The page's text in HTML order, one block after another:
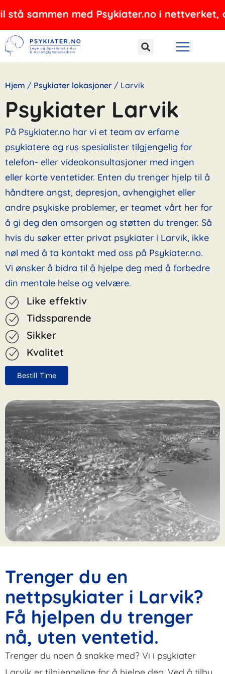
Hopp
til
innholdet
med Psykiater.no i nettverket, og
Hjem / Psykiater lokasjoner / Larvik
Psykiater Larvik
På Psykiater.no har vi et team av erfarne
psykiatere og rus spesialister tilgjengelig for
telefon- eller videokonsultasjoner med ingen
eller korte ventetider. Enten du trenger hjelp til å
håndtere angst, depresjon, avhengighet eller
andre psykiske problemer, er teamet vårt her for
å gi deg den omsorgen og støtten du trenger. Så
hvis du søker etter privat psykiater i Larvik, ikke
nøl med å ta kontakt med oss på Psykiater.no.
Vi ønsker å bidra til å hjelpe deg med å forbedre
din mentale helse og velvære.
Like effektiv
Tidssparende
Sikker
Kvalitet
Bestill Time
Trenger du en
nettpsykiater i Larvik?
Få hjelpen du trenger
nå, uten ventetid.
Trenger du noen å snakke med? Vi i psykiater